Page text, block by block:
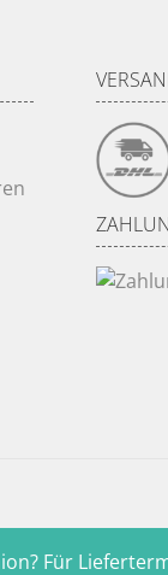
Für